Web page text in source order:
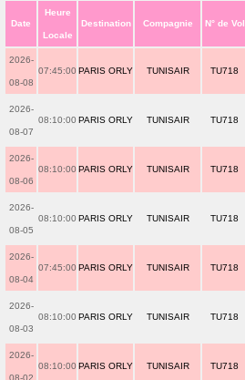
Date
Heure
Locale
Destination Compagnie N° de Vol
2026-
08-08
07:45:00 PARIS ORLY TUNISAIR TU718
2026-
08-07
08:10:00 PARIS ORLY TUNISAIR TU718
2026-
08-06
08:10:00 PARIS ORLY TUNISAIR TU718
2026-
08-05
08:10:00 PARIS ORLY TUNISAIR TU718
2026-
08-04
07:45:00 PARIS ORLY TUNISAIR TU718
2026-
08-03
08:10:00 PARIS ORLY TUNISAIR TU718
2026-
08-02
08:10:00 PARIS ORLY TUNISAIR TU718